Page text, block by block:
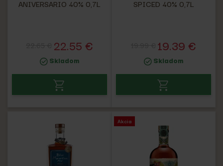
ANIVERSARIO 40% 0,7L
22.55 €
Skladom
SPICED 40% 0,7L
19.39 €
Skladom
Akcia